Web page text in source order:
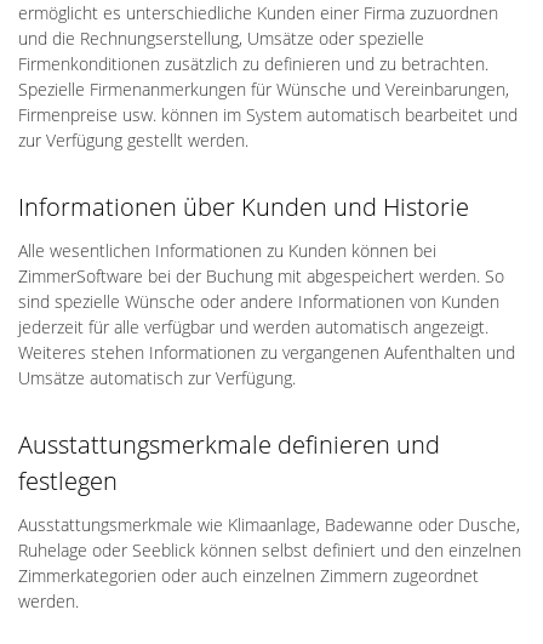
ermöglicht es unterschiedliche Kunden einer Firma zuzuordnen
und die Rechnungserstellung, Umsätze oder spezielle
Firmenkonditionen zusätzlich zu definieren und zu betrachten.
Spezielle Firmenanmerkungen für Wünsche und Vereinbarungen,
Firmenpreise usw. können im System automatisch bearbeitet und
zur Verfügung gestellt werden.
Informationen über Kunden und Historie
Alle wesentlichen Informationen zu Kunden können bei
ZimmerSoftware bei der Buchung mit abgespeichert werden. So
sind spezielle Wünsche oder andere Informationen von Kunden
jederzeit für alle verfügbar und werden automatisch angezeigt.
Weiteres stehen Informationen zu vergangenen Aufenthalten und
Umsätze automatisch zur Verfügung.
Ausstattungsmerkmale definieren und
festlegen
Ausstattungsmerkmale wie Klimaanlage, Badewanne oder Dusche,
Ruhelage oder Seeblick können selbst definiert und den einzelnen
Zimmerkategorien oder auch einzelnen Zimmern zugeordnet
werden.